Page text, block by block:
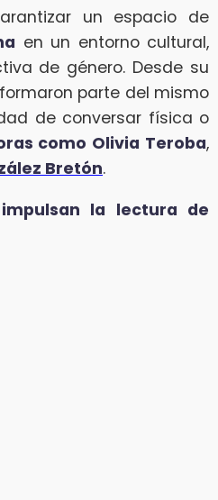
un espacio de
en un entorno cultural,
de género. Desde su
parte del mismo
de conversar física o
como Olivia Teroba,
Bretón.
la lectura de